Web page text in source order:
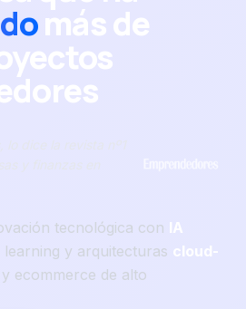
más de
tecnológica con IA
learning y arquitecturas cloud-
ecommerce de alto